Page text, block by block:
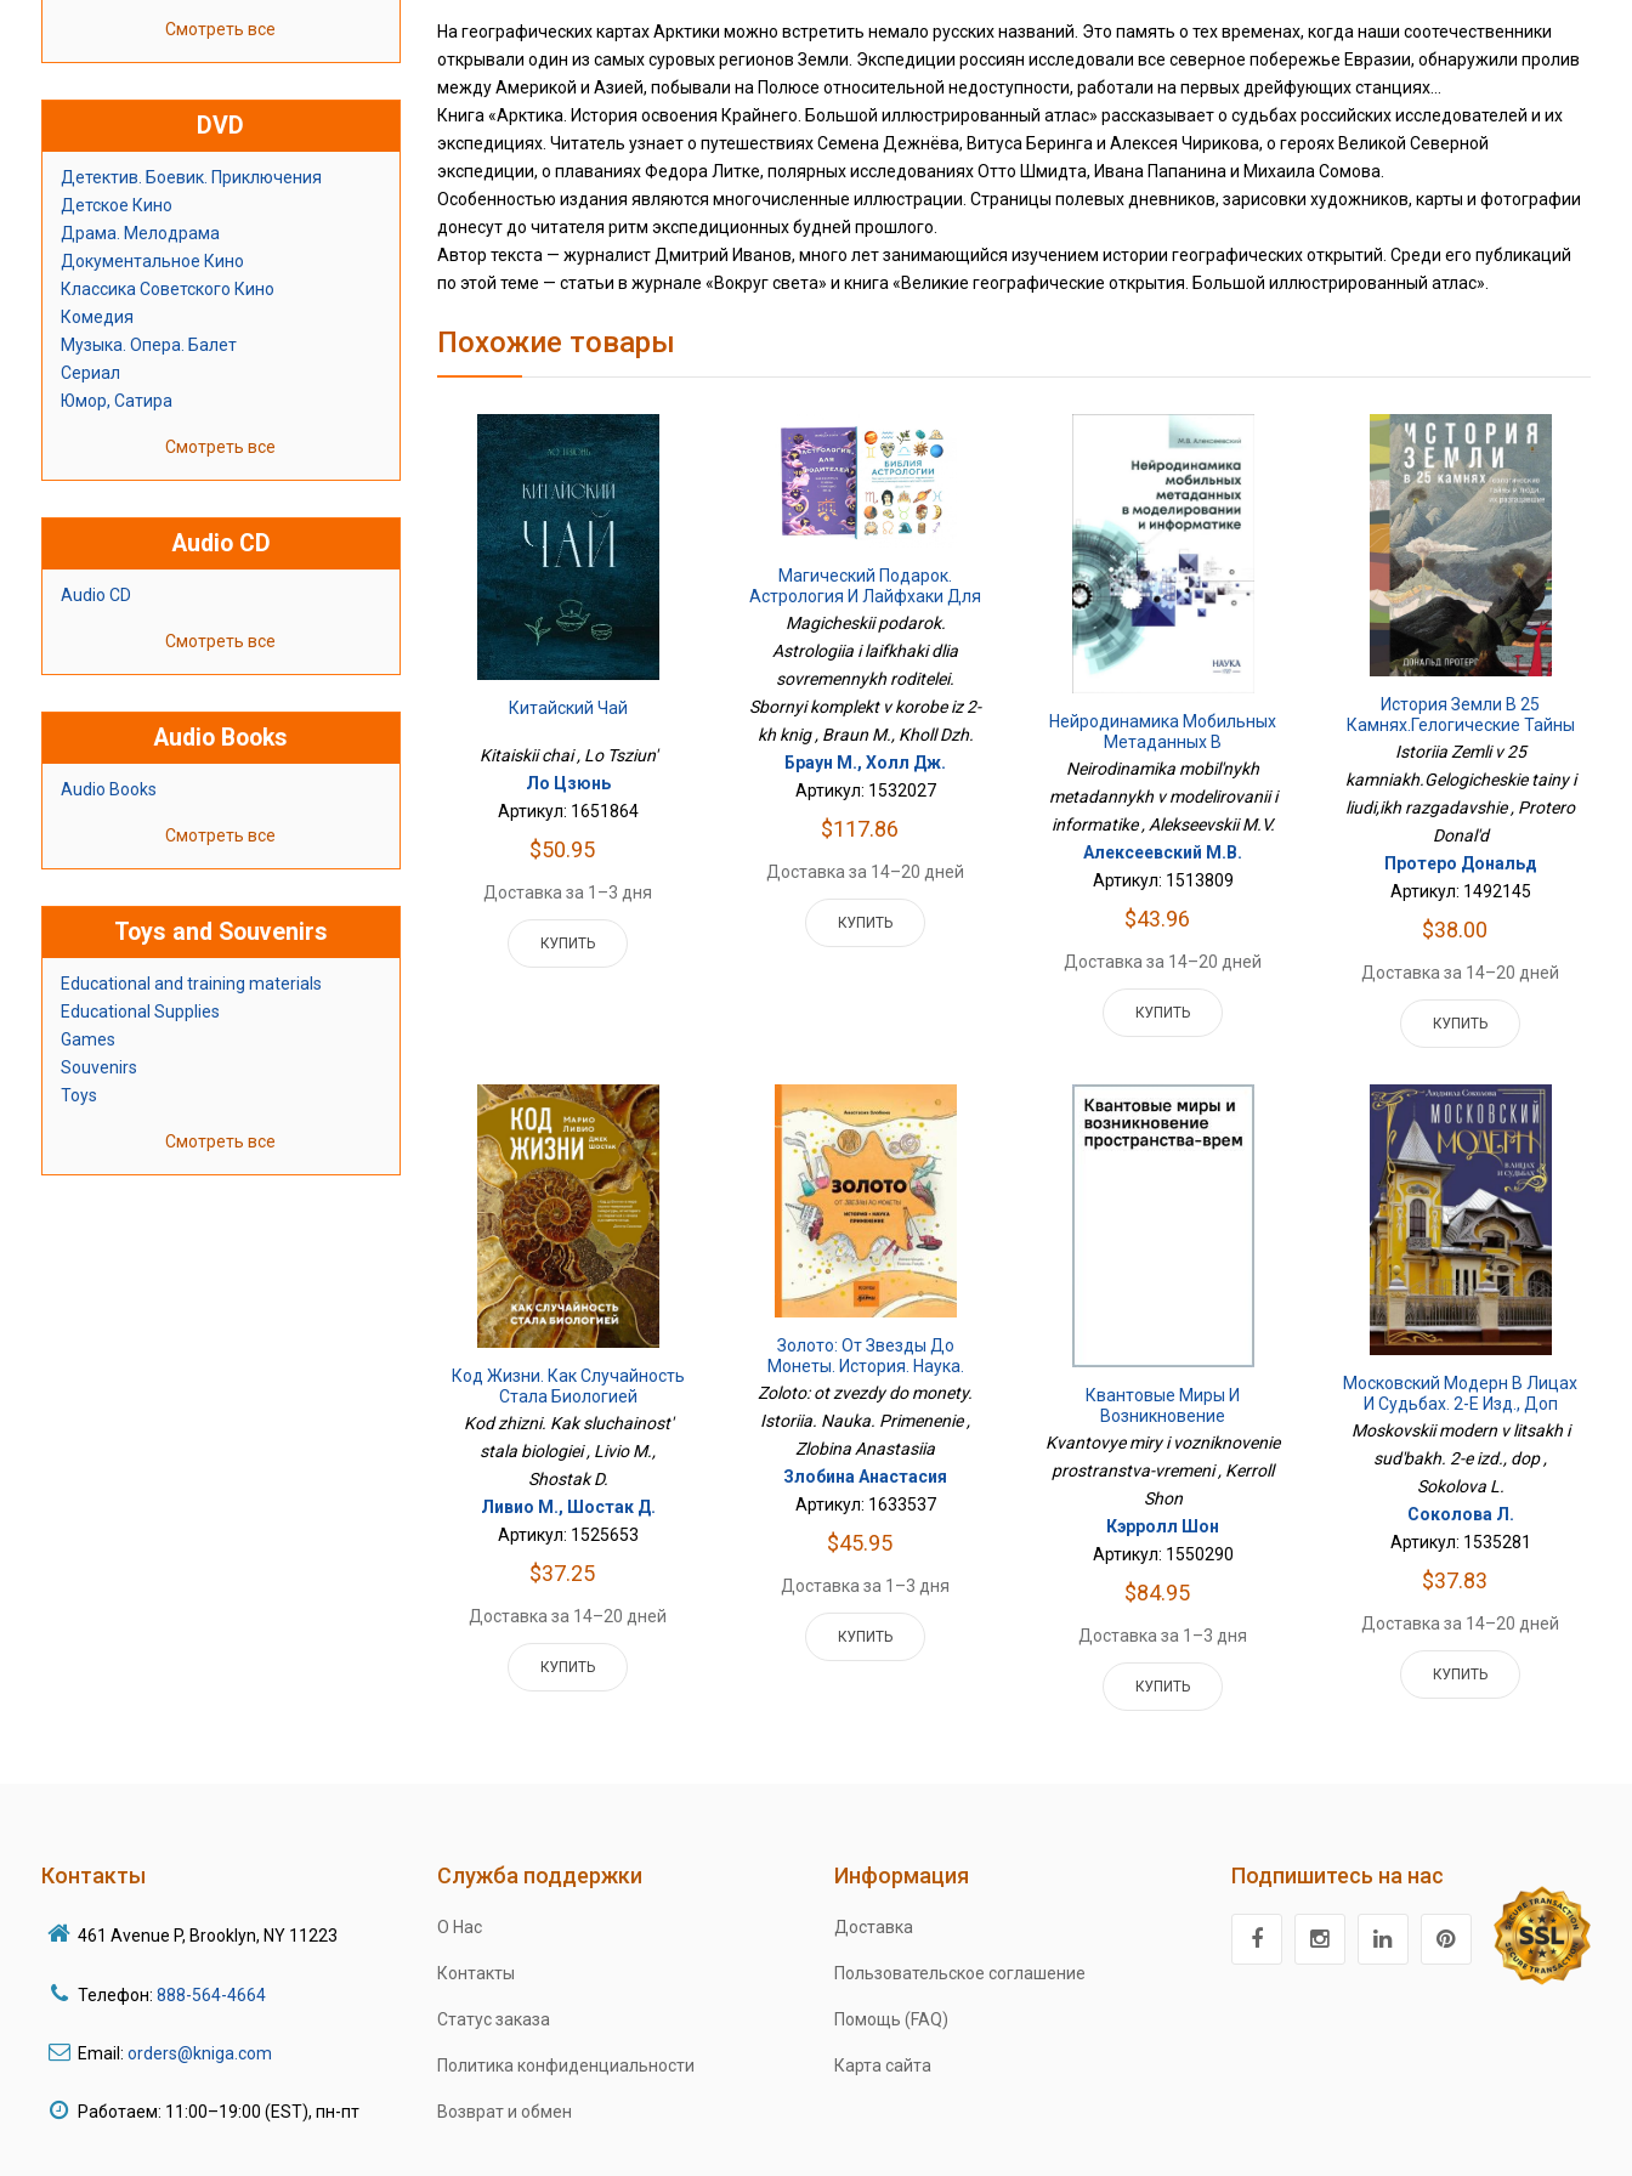
Смотреть все
DVD
Детектив. Боевик. Приключения
Детское Кино
Драма. Мелодрама
Документальное Кино
Классика Советского Кино
Комедия
Музыка. Опера. Балет
Сериал
Юмор, Сатира
Смотреть все
Audio CD
Audio CD
Смотреть все
Audio Books
Audio Books
Смотреть все
Toys and Souvenirs
Educational and training materials
Educational Supplies
Games
Souvenirs
Toys
Смотреть все
На географических картах Арктики можно встретить немало русских названий. Это память о тех временах, когда наши соотечественники
открывали один из самых суровых регионов Земли. Экспедиции россиян исследовали все северное побережье Евразии, обнаружили пролив
между Америкой и Азией, побывали на Полюсе относительной недоступности, работали на первых дрейфующих станциях…
Книга «Арктика. История освоения Крайнего. Большой иллюстрированный атлас» рассказывает о судьбах российских исследователей и их
экспедициях. Читатель узнает о путешествиях Семена Дежнёва, Витуса Беринга и Алексея Чирикова, о героях Великой Северной
экспедиции, о плаваниях Федора Литке, полярных исследованиях Отто Шмидта, Ивана Папанина и Михаила Сомова.
Особенностью издания являются многочисленные иллюстрации. Страницы полевых дневников, зарисовки художников, карты и фотографии
донесут до читателя ритм экспедиционных будней прошлого.
Автор текста — журналист Дмитрий Иванов, много лет занимающийся изучением истории географических открытий. Среди его публикаций
по этой теме — статьи в журнале «Вокруг света» и книга «Великие географические открытия. Большой иллюстрированный атлас».
Похожие товары
Китайский Чай
Kitaiskii chai , Lo Tsziun'
Ло Цзюнь
Артикул: 1651864
$50.95
Доставка за 1–3 дня
КУПИТЬ
Магический Подарок.
Астрология И Лайфхаки Для
Современных Родителей.
Сборный Комплект В Коробе
Из 2-Х Книг
Magicheskii podarok.
Astrologiia i laifkhaki dlia
sovremennykh roditelei.
Sbornyi komplekt v korobe iz 2-
kh knig , Braun M., Kholl Dzh.
Браун М., Холл Дж.
Артикул: 1532027
$117.86
Доставка за 14–20 дней
КУПИТЬ
Нейродинамика Мобильных
Метаданных В
Моделировании И
Neirodinamika mobil'nykh
metadannykh v modelirovanii i
informatike , Alekseevskii M.V.
Алексеевский М.В.
Артикул: 1513809
$43.96
Доставка за 14–20 дней
КУПИТЬ
История Земли В 25
Камнях.Гелогические Тайны
И Люди,их Разгадавшие
Istoriia Zemli v 25
kamniakh.Gelogicheskie tainy i
liudi,ikh razgadavshie , Protero
Donal'd
Протеро Дональд
Артикул: 1492145
$38.00
Доставка за 14–20 дней
КУПИТЬ
Код Жизни. Как Случайность
Стала Биологией
Kod zhizni. Kak sluchainost'
stala biologiei , Livio M.,
Shostak D.
Ливио М., Шостак Д.
Артикул: 1525653
$37.25
Доставка за 14–20 дней
КУПИТЬ
Золото: От Звезды До
Монеты. История. Наука.
Применение
Zoloto: ot zvezdy do monety.
Istoriia. Nauka. Primenenie ,
Zlobina Anastasiia
Злобина Анастасия
Артикул: 1633537
$45.95
Доставка за 1–3 дня
КУПИТЬ
Квантовые Миры И
Возникновение
Пространства-Времени
Kvantovye miry i vozniknovenie
prostranstva-vremeni , Kerroll
Shon
Кэрролл Шон
Артикул: 1550290
$84.95
Доставка за 1–3 дня
КУПИТЬ
Московский Модерн В Лицах
И Судьбах. 2-Е Изд., Доп
Moskovskii modern v litsakh i
sud'bakh. 2-e izd., dop ,
Sokolova L.
Соколова Л.
Артикул: 1535281
$37.83
Доставка за 14–20 дней
КУПИТЬ
Контакты
461 Avenue P, Brooklyn, NY 11223
Телефон: 888-564-4664
Email: orders@kniga.com
Работаем: 11:00–19:00 (EST), пн-пт
Служба поддержки
О Нас
Контакты
Статус заказа
Политика конфиденциальности
Возврат и обмен
Информация
Доставка
Пользовательское соглашение
Помощь (FAQ)
Карта сайта
Подпишитесь на нас